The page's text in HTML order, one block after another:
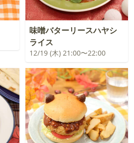
味噌バターリースハヤシ
ライス
12/19 (木) 21:00〜22:00